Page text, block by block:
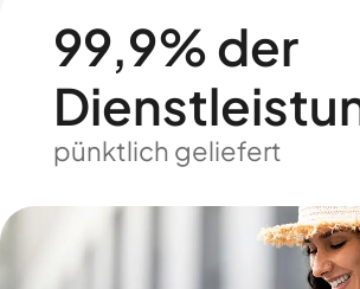
99,9% der
pünktlich geliefert